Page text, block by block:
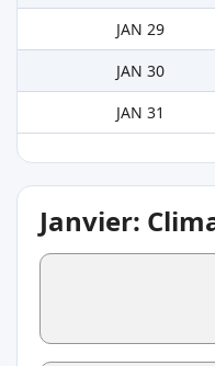
JAN 29
JAN 30
JAN 31
Janvier: